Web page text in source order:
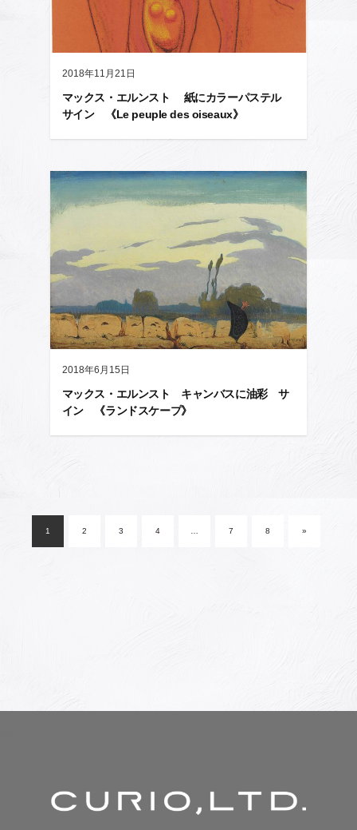
2018年11月21日
マックス・エルンスト 紙にカラーパステル
サイン 《Le peuple des oiseaux》
2018年6月15日
マックス・エルンスト キャンバスに油彩 サ
イン 《ランドスケープ》
稿
1 2 3 4 … 7 8 »